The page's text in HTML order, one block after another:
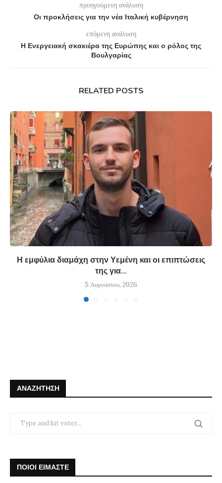
προηγούμενη ανάλυση
Οι προκλήσεις για την νέα Ιταλική κυβέρνηση
επόμενη ανάλυση
Η Ενεργειακή σκακιέρα της Ευρώπης και ο ρόλος της
Βουλγαρίας
RELATED POSTS
Η εμφύλια διαμάχη στην Υεμένη και οι επιπτώσεις
της για...
5 Αυγούστου, 2026
ΑΝΑΖΉΤΗΣΗ
ΠΟΙΟΙ ΕΙΜΑΣΤΕ